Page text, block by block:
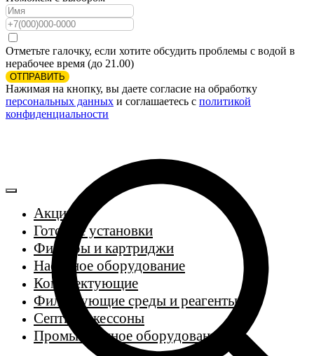
Отметьте галочку, если хотите обсудить проблемы с водой в
нерабочее время (до 21.00)
ОТПРАВИТЬ
Нажимая на кнопку, вы даете согласие на обработку
персональных данных и соглашаетесь c политикой
конфиденциальности
Акции
Готовые установки
Фильтры и картриджи
Насосное оборудование
Комплектующие
Фильтрующие среды и реагенты
Септики, кессоны
Промышленное оборудование